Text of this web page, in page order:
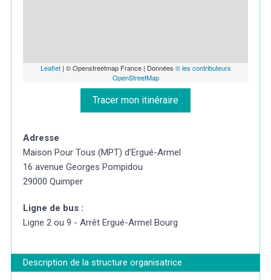
Leaflet| © Openstreetmap France | Données © les contributeurs
OpenStreetMap
Tracer mon itinéraire
Adresse
Maison Pour Tous (MPT) d'Ergué-Armel
16 avenue Georges Pompidou
29000 Quimper
Ligne de bus :
Ligne 2 ou 9 - Arrêt Ergué-Armel Bourg
Description de la structure organisatrice